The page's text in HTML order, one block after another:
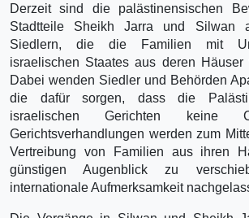
Derzeit sind die palästinensischen
Stadtteile Sheikh Jarra und Silwan
Siedlern, die die Familien mit
israelischen Staates aus deren Häuser
Dabei wenden Siedler und Behörden
die dafür sorgen, dass die
israelischen Gerichten keine
Gerichtsverhandlungen werden zum
Vertreibung von Familien aus ihren
günstigen Augenblick zu
internationale Aufmerksamkeit